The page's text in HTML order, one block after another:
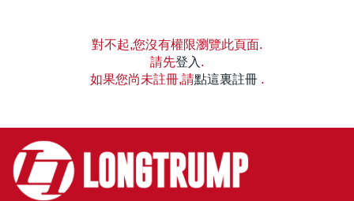
對不起,您沒有權限瀏覽此頁面.
請先登入 .
如果您尚未註冊,請點這裏註冊 .